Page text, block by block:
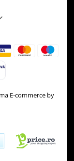
E-commerce by